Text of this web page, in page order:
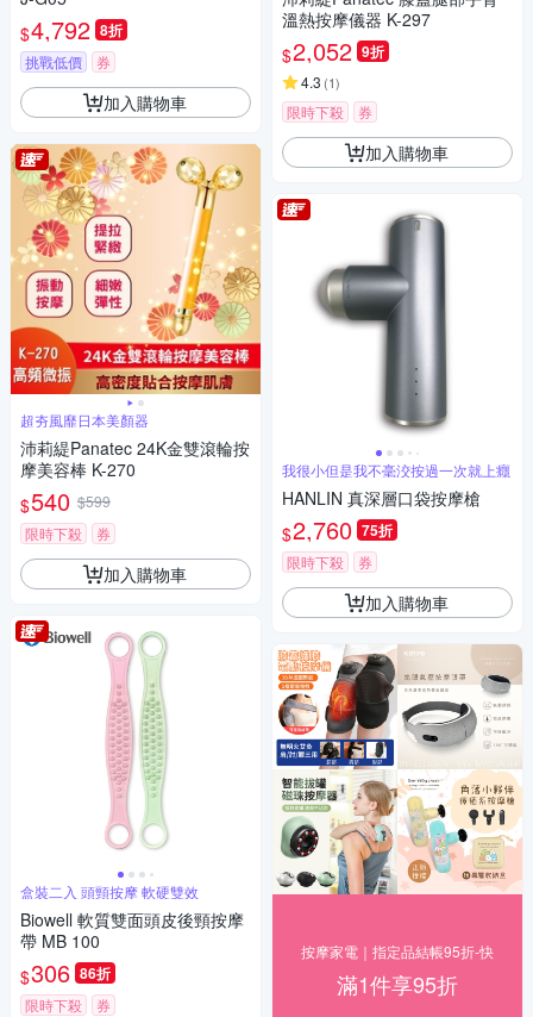
$4,792 8折
挑戰低價 券
加入購物車
超夯風靡日本美顏器
沛莉緹Panatec 24K金雙滾輪按
摩美容棒 K-270
$540 $599
限時下殺
券
加入購物車
盒裝二入 頭頸按摩 軟硬雙效
Biowell 軟質雙面頭皮後頸按摩
帶 MB 100
$306 86折
限時下殺 券
溫熱按摩儀器 K-297
$2,052 9折
4.3 (1)
限時下殺 券
加入購物車
我很小但是我不毫洨按過一次就上癮
HANLIN 真深層口袋按摩槍
$2,760 75折
限時下殺 券
加入購物車
按摩家電｜指定品結帳95折-快
滿1件享95折